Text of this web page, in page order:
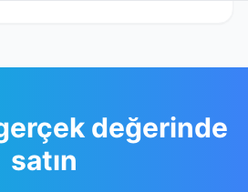
değerinde
satın